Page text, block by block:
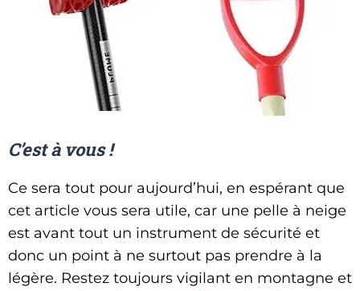
C’est à vous !
Ce sera tout pour aujourd’hui, en espérant que
cet article vous sera utile, car une pelle à neige
est avant tout un instrument de sécurité et
donc un point à ne surtout pas prendre à la
légère. Restez toujours vigilant en montagne et